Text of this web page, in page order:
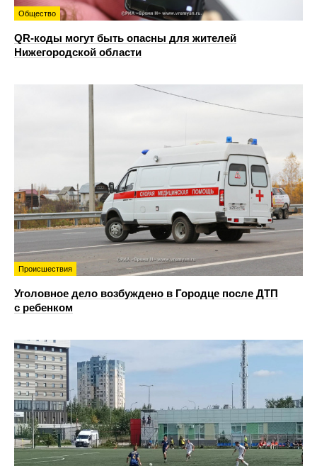
Общество
QR-коды могут быть опасны для жителей
Нижегородской области
Происшествия
Уголовное дело возбуждено в Городце после ДТП
с ребенком